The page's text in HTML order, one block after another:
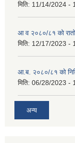
मिति: 11/14/2024 -
आ व २०८०/८१ को
मिति: 12/17/2023 -
आ.ब. २०८०/८१ को
मिति: 06/28/2023 -
अन्य